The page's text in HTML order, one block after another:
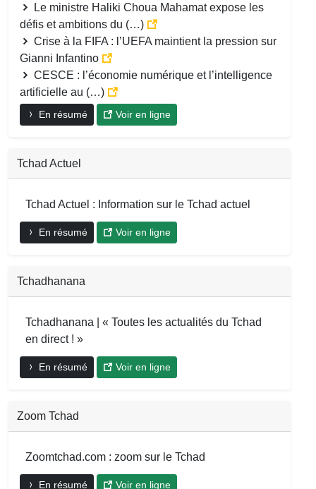
Le ministre Haliki Choua Mahamat expose les
défis et ambitions du (…)
Crise à la FIFA : l’UEFA maintient la pression sur
Gianni Infantino
CESCE : l’économie numérique et l’intelligence
artificielle au (…)
En résumé Voir en ligne
Tchad Actuel
Tchad Actuel : Information sur le Tchad actuel
En résumé Voir en ligne
Tchadhanana
Tchadhanana | « Toutes les actualités du Tchad
en direct ! »
En résumé Voir en ligne
Zoom Tchad
Zoomtchad.com : zoom sur le Tchad
En résumé Voir en ligne